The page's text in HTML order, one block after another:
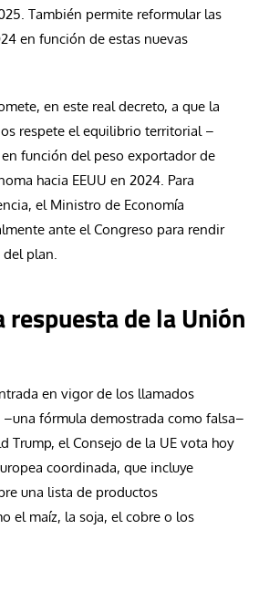
También permite reformular las
en función de estas nuevas
en este real decreto, a que la
respete el equilibrio territorial –
función del peso exportador de
hacia EEUU en 2024. Para
el Ministro de Economía
ante el Congreso para rendir
del plan.
respuesta de la Unión
en vigor de los llamados
–una fórmula demostrada como falsa–
Trump, el Consejo de la UE vota hoy
coordinada, que incluye
una lista de productos
el maíz, la soja, el cobre o los